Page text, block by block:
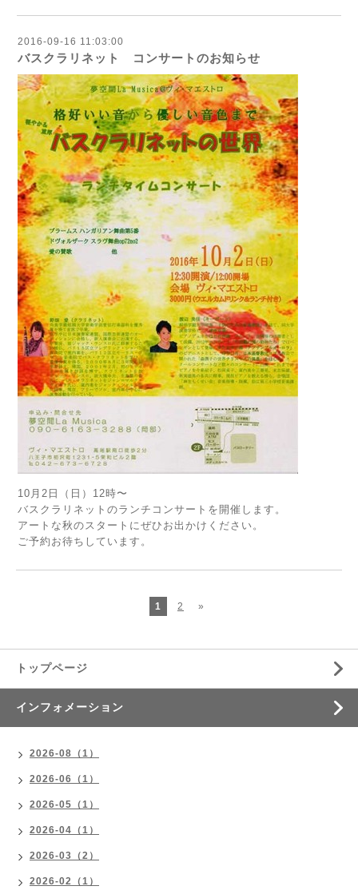
2016-09-16 11:03:00
バスクラリネット コンサートのお知らせ
10月2日（日）12時〜
バスクラリネットのランチコンサートを開催します。
アートな秋のスタートにぜひお出かけください。
ご予約お待ちしています。
1 2 »
トップページ
インフォメーション
2026-08（1）
2026-06（1）
2026-05（1）
2026-04（1）
2026-03（2）
2026-02（1）